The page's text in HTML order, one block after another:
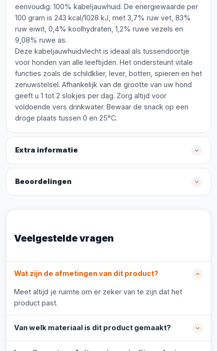
eenvoudig: 100% kabeljauwhuid. De energiewaarde per
100 gram is 243 kcal/1028 kJ, met 3,7% ruw vet, 83%
ruw eiwit, 0,4% koolhydraten, 1,2% ruwe vezels en
9,08% ruwe as.
Deze kabeljauwhuidvlecht is ideaal als tussendoortje
voor honden van alle leeftijden. Het ondersteunt vitale
functies zoals de schildklier, lever, botten, spieren en het
zenuwstelsel. Afhankelijk van de grootte van uw hond
geeft u 1 tot 2 slokjes per dag. Zorg altijd voor
voldoende vers drinkwater. Bewaar de snack op een
droge plaats tussen 0 en 25°C.
Extra informatie
Beoordelingen
Veelgestelde vragen
Wat zijn de afmetingen van dit product?
Meet altijd je ruimte om er zeker van te zijn dat het
product past.
Van welk materiaal is dit product gemaakt?